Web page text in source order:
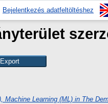
Bejelentkezés adatfeltöltéshez
Machine Learning (ML) in The